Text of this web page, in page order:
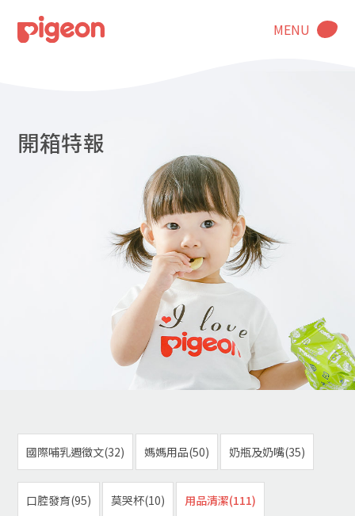
MENU
開箱特報
國際哺乳週徵文(32) 媽媽用品(50) 奶瓶及奶嘴(35)
口腔發育(95) 莫哭杯(10) 用品清潔(111)